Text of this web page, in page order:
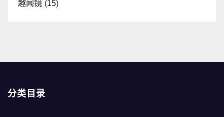
趣闻镜 (15)
分类目录